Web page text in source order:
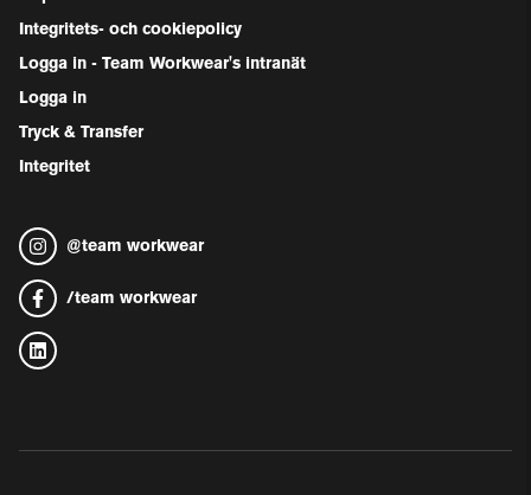
Integritets- och cookiepolicy
Logga in - Team Workwear's intranät
Logga in
Tryck & Transfer
Integritet
@team workwear
/team workwear